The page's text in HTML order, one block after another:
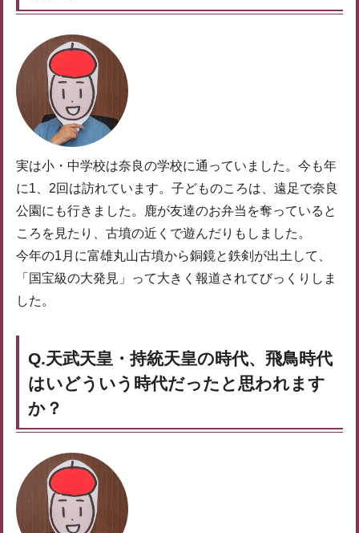
実は小・中学校は奈良の学校に通っていました。今も年
に1、2回は訪れています。子どものころは、遠足で奈良
公園にも行きました。鹿が友達のお弁当を奪っていると
ころを見たり、古墳の近くで遊んだりもしました。
今年の1月に富雄丸山古墳から銅鏡と鉄剣が出土して、
「国宝級の大発見」って大きく報道されてびっくりしま
した。
Q.天武天皇・持統天皇の時代、飛鳥時代
はいどういう時代だったと思われます
か？